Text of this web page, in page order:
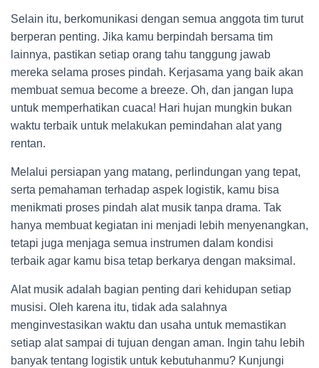
Selain itu, berkomunikasi dengan semua anggota tim turut
berperan penting. Jika kamu berpindah bersama tim
lainnya, pastikan setiap orang tahu tanggung jawab
mereka selama proses pindah. Kerjasama yang baik akan
membuat semua become a breeze. Oh, dan jangan lupa
untuk memperhatikan cuaca! Hari hujan mungkin bukan
waktu terbaik untuk melakukan pemindahan alat yang
rentan.
Melalui persiapan yang matang, perlindungan yang tepat,
serta pemahaman terhadap aspek logistik, kamu bisa
menikmati proses pindah alat musik tanpa drama. Tak
hanya membuat kegiatan ini menjadi lebih menyenangkan,
tetapi juga menjaga semua instrumen dalam kondisi
terbaik agar kamu bisa tetap berkarya dengan maksimal.
Alat musik adalah bagian penting dari kehidupan setiap
musisi. Oleh karena itu, tidak ada salahnya
menginvestasikan waktu dan usaha untuk memastikan
setiap alat sampai di tujuan dengan aman. Ingin tahu lebih
banyak tentang logistik untuk kebutuhanmu? Kunjungi